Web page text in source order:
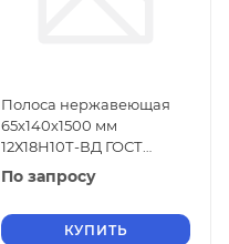
Полоса нержавеющая
65х140х1500 мм
12Х18Н10Т-ВД ГОСТ
18968-73
По запросу
КУПИТЬ